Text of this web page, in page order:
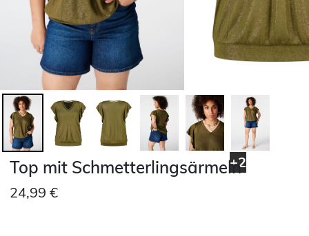
+2
Top mit Schmetterlingsärmeln
24,99 €